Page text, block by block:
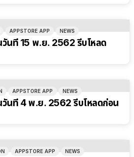
APPSTORE APP NEWS
นที่ 15 พ.ย. 2562 รีบโหลด
APPSTORE APP NEWS
วันที่ 4 พ.ย. 2562 รีบโหลดก่อน
APPSTORE APP NEWS